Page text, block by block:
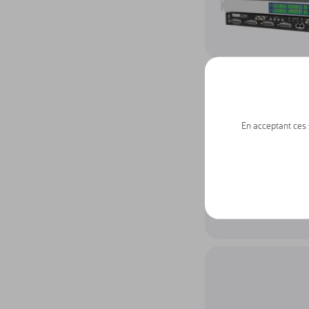
Accéder au produit
Accéder au produit
En acceptant